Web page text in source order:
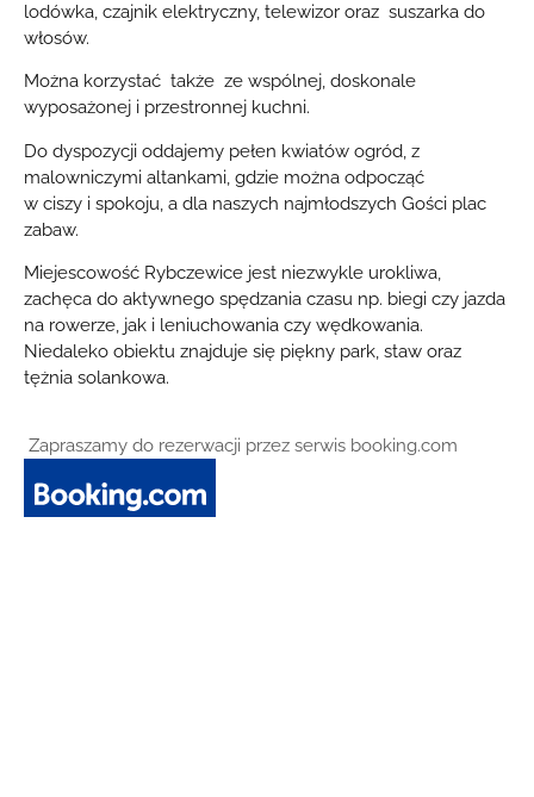
lodówka, czajnik elektryczny, telewizor oraz suszarka do
włosów.
Można korzystać także ze wspólnej, doskonale
wyposażonej i przestronnej kuchni.
Do dyspozycji oddajemy pełen kwiatów ogród, z
malowniczymi altankami, gdzie można odpocząć
w ciszy i spokoju, a dla naszych najmłodszych Gości plac
zabaw.
Miejescowość Rybczewice jest niezwykle urokliwa,
zachęca do aktywnego spędzania czasu np. biegi czy jazda
na rowerze, jak i leniuchowania czy wędkowania.
Niedaleko obiektu znajduje się piękny park, staw oraz
tężnia solankowa.
Zapraszamy do rezerwacji przez serwis booking.com